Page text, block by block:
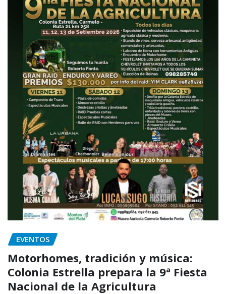
EVENTOS
Motorhomes, tradición y música:
Colonia Estrella prepara la 9ª Fiesta
Nacional de la Agricultura